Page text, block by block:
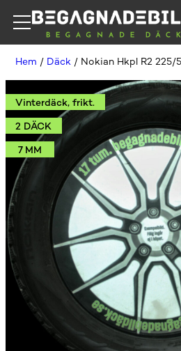
Hem / Däck / Nokian Hkpl R2 225/
Vinterdäck, frikt.
2 DÄCK
7 MM